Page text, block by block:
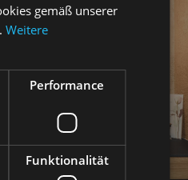
gemäß unserer
Weitere
Performance
Funktionalität